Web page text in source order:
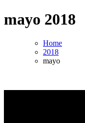
mayo 2018
Home
2018
mayo